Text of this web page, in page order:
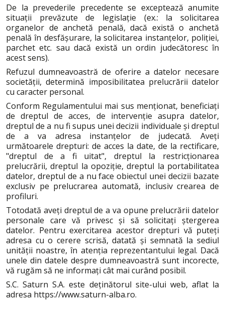
De la prevederile precedente se exceptează anumite
situații prevăzute de legislație (ex.: la solicitarea
organelor de anchetă penală, dacă există o anchetă
penală în desfășurare, la solicitarea instanțelor, poliției,
parchet etc. sau dacă există un ordin judecătoresc în
acest sens).
Refuzul dumneavoastră de oferire a datelor necesare
societății, determină imposibilitatea prelucrării datelor
cu caracter personal.
Conform Regulamentului mai sus menționat, beneficiați
de dreptul de acces, de intervenție asupra datelor,
dreptul de a nu fi supus unei decizii individuale și dreptul
de a va adresa instanțelor de judecată. Aveți
următoarele drepturi: de acces la date, de la rectificare,
"dreptul de a fi uitat", dreptul la restricționarea
prelucrării, dreptul la opoziție, dreptul la portabilitatea
datelor, dreptul de a nu face obiectul unei decizii bazate
exclusiv pe prelucrarea automată, inclusiv crearea de
profiluri.
Totodată aveți dreptul de a va opune prelucrării datelor
personale care vă privesc și să solicitați ștergerea
datelor. Pentru exercitarea acestor drepturi vă puteți
adresa cu o cerere scrisă, datată și semnată la sediul
unității noastre, în atenția reprezentantului legal. Dacă
unele din datele despre dumneavoastră sunt incorecte,
vă rugăm să ne informați cât mai curând posibil.
S.C. Saturn S.A. este deținătorul site-ului web, aflat la
adresa https://www.saturn-alba.ro.